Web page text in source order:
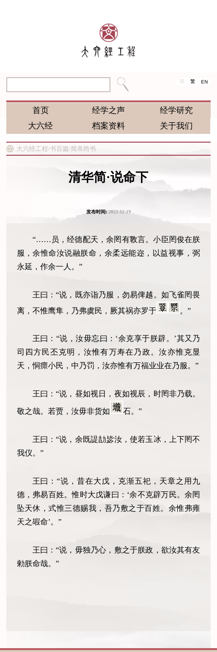
简 繁 EN
首页 经学之声
经学研究
大六经
档案资料 关于我们
大六经工程/书百篇/简帛尚书
清华简·说命下
发布时间:2021-12-19
“……员，经德配天，余罔有斁言。小臣罔俊在朕
服，余惟命汝说融朕命，余柔远能迩，以益视事，弼
永延，作余一人。”
王曰：“说，既亦诣乃服，勿易俾越。如飞雀罔畏
离，不惟鹰隼，乃弗虞民，厥其祸亦罗于
。”
王曰：“说，汝毋忘曰：‘余克享于朕辟。’其又乃
司四方民丕克明，汝惟有万寿在乃政。汝亦惟克显
天，恫瘝小民，中乃罚，汝亦惟有万福业业在乃服。”
王曰：“说，昼如视日，夜如视辰，时罔非乃载。
敬之哉。若贾，汝毋非货如 石。”
王曰：“说，余既諟劼毖汝，使若玉冰，上下罔不
我仪。”
王曰：“说，昔在大戊，克渐五祀，天章之用九
德，弗易百姓。惟时大戊谦曰：‘余不克辟万民。余罔
坠天休，式惟三德赐我，吾乃敷之于百姓。余惟弗雍
天之嘏命’。”
王曰：“说，毋独乃心，敷之于朕政，欲汝其有友
勑朕命哉。”